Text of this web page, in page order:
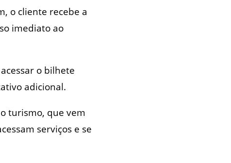
o cliente recebe a
imediato ao
o bilhete
adicional.
turismo, que vem
serviços e se